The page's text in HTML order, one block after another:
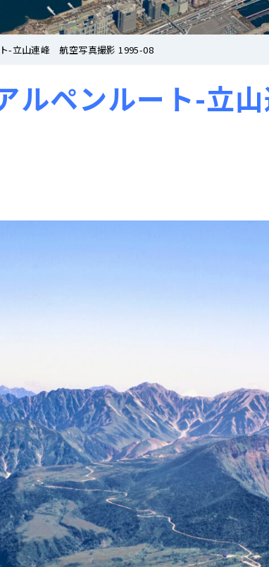
-立山連峰 航空写真撮影 1995-08
ルペンルート-立